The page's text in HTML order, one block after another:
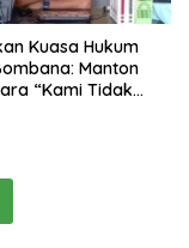
Kuasa Hukum
Manton
“Kami Tidak